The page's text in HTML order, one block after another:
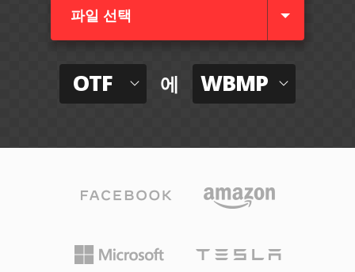
파일 선택
OTF 에 WBMP